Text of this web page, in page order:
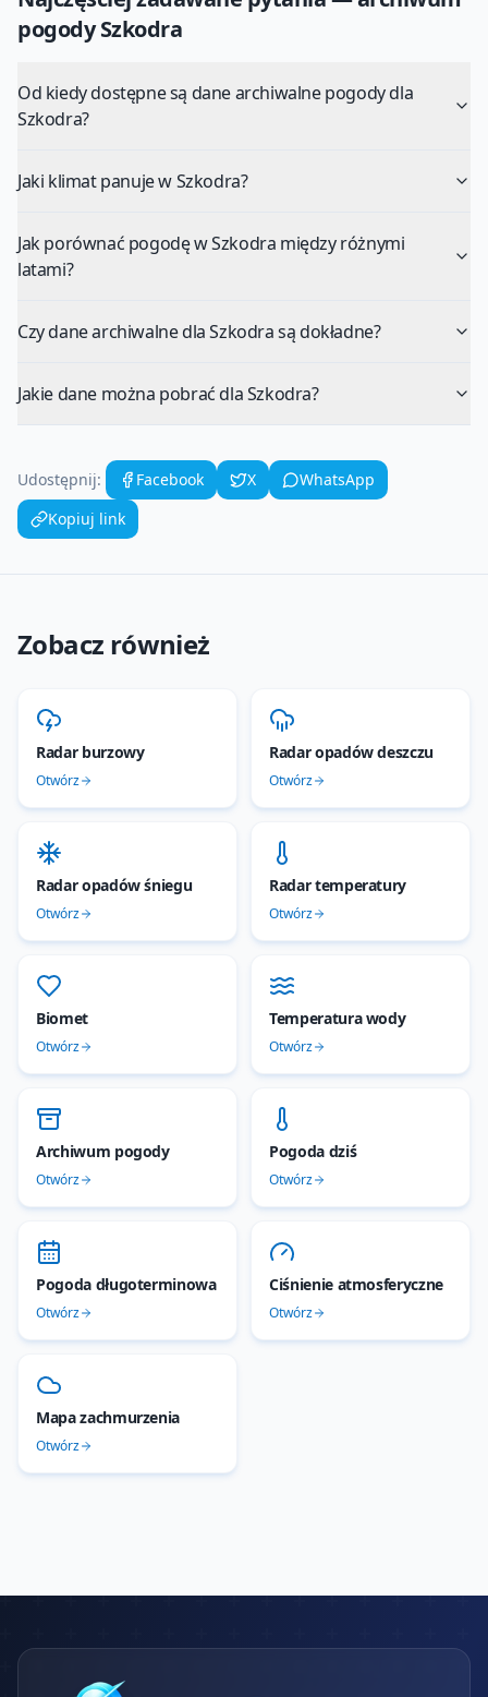
pogodySzkodra
Od kiedy dostępne są dane archiwalne pogody dla
Szkodra?
Jaki klimat panuje w Szkodra?
Jak porównać pogodę w Szkodra między różnymi
latami?
Czy dane archiwalne dla Szkodra są dokładne?
Jakie dane można pobrać dla Szkodra?
Udostępnij: Facebook X
WhatsApp
Kopiuj link
Zobacz również
Radar burzowy
Otwórz
Radar opadów deszczu
Otwórz
Radar opadów śniegu
Otwórz
Radar temperatury
Otwórz
Biomet
Otwórz
Temperatura wody
Otwórz
Archiwum pogody
Otwórz
Pogoda dziś
Otwórz
Pogoda długoterminowa
Otwórz
Ciśnienie atmosferyczne
Otwórz
Mapa zachmurzenia
Otwórz